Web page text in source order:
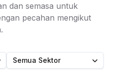
dan semasa untuk
pecahan mengikut
(TEH)
Semua Sektor